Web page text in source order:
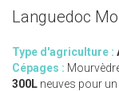
Languedoc
Type d'agriculture :
Cépages :
300L neuves pour